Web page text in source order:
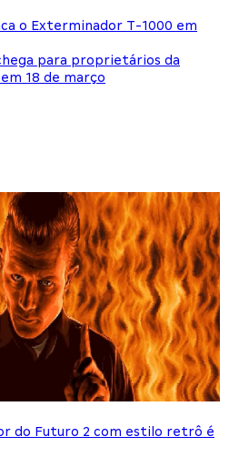
o Exterminador T-1000 em
para proprietários da
18 de março
do Futuro 2 com estilo retrô é